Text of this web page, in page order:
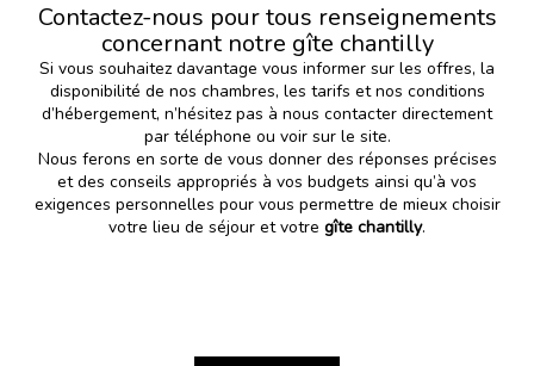
Contactez-nous pour tous renseignements
concernant notre gîte chantilly
Si vous souhaitez davantage vous informer sur les offres, la
disponibilité de nos chambres, les tarifs et nos conditions
d’hébergement, n’hésitez pas à nous contacter directement
par téléphone ou voir sur le site.
Nous ferons en sorte de vous donner des réponses précises
et des conseils appropriés à vos budgets ainsi qu’à vos
exigences personnelles pour vous permettre de mieux choisir
votre lieu de séjour et votre gîte chantilly.